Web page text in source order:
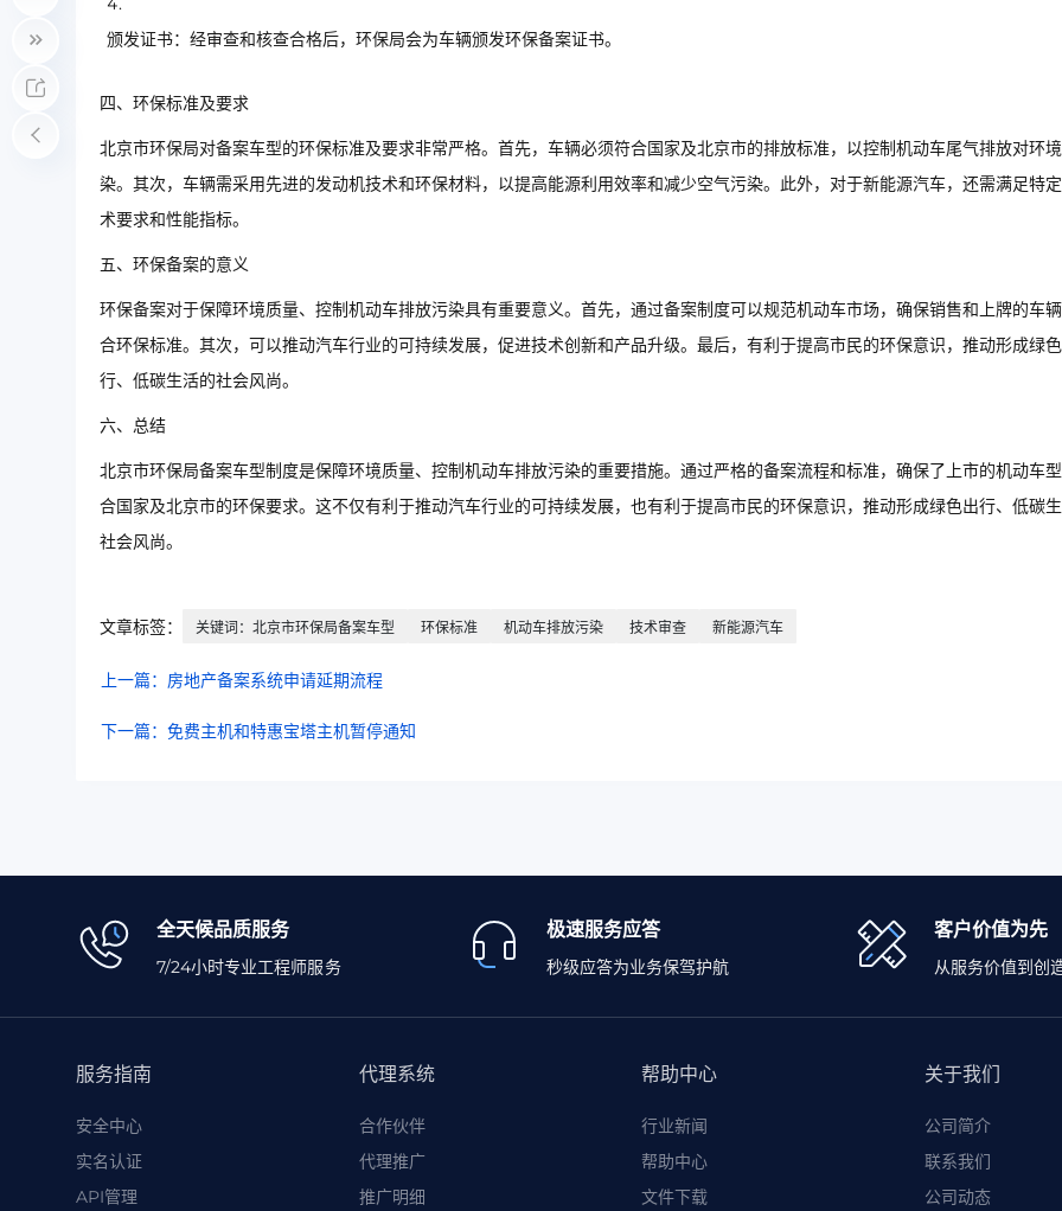
颁发证书：经审查和核查合格后，环保局会为车辆颁发环保备案证书。
四、环保标准及要求
北京市环保局对备案车型的环保标准及要求非常严格。首先，车辆必须符合国家及北京市的排放标准，以控制机动车尾气排放对环
染。其次，车辆需采用先进的发动机技术和环保材料，以提高能源利用效率和减少空气污染。此外，对于新能源汽车，还需满足特
术要求和性能指标。
五、环保备案的意义
环保备案对于保障环境质量、控制机动车排放污染具有重要意义。首先，通过备案制度可以规范机动车市场，确保销售和上牌的车
合环保标准。其次，可以推动汽车行业的可持续发展，促进技术创新和产品升级。最后，有利于提高市民的环保意识，推动形成绿
行、低碳生活的社会风尚。
六、总结
北京市环保局备案车型制度是保障环境质量、控制机动车排放污染的重要措施。通过严格的备案流程和标准，确保了上市的机动车
合国家及北京市的环保要求。这不仅有利于推动汽车行业的可持续发展，也有利于提高市民的环保意识，推动形成绿色出行、低碳
社会风尚。
文章标签： 关键词：北京市环保局备案车型 环保标准 机动车排放污染 技术审查 新能源汽车
上一篇：房地产备案系统申请延期流程
下一篇：免费主机和特惠宝塔主机暂停通知
全天候品质服务
7/24小时专业工程师服务
极速服务应答
秒级应答为业务保驾护航
客户价值为先
从服务价值到创
服务指南
安全中心
实名认证
API管理
代理系统
合作伙伴
代理推广
推广明细
帮助中心
行业新闻
帮助中心
文件下载
关于我们
公司简介
联系我们
公司动态